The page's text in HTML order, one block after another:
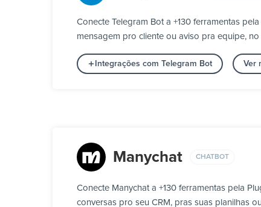
Conecte Telegram Bot a +130 ferramentas
mensagem pro cliente ou aviso pra equipe,
Integrações com Telegram Bot Ver
Manychat CHATBOT
Conecte Manychat a +130 ferramentas pela
conversas pro seu CRM, pras suas planilhas